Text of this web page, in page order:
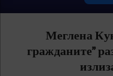
Меглена
гражданите”